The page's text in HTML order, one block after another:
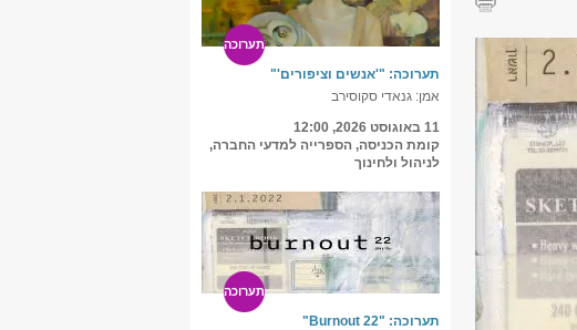
תערוכה
תערוכה: "'אנשים וציפורים'"
אמן: גנאדי סקוסירב
11 באוגוסט 2026, 12:00
קומת הכניסה, הספרייה למדעי החברה,
לניהול ולחינוך
תערוכה
תערוכה: "Burnout 22"